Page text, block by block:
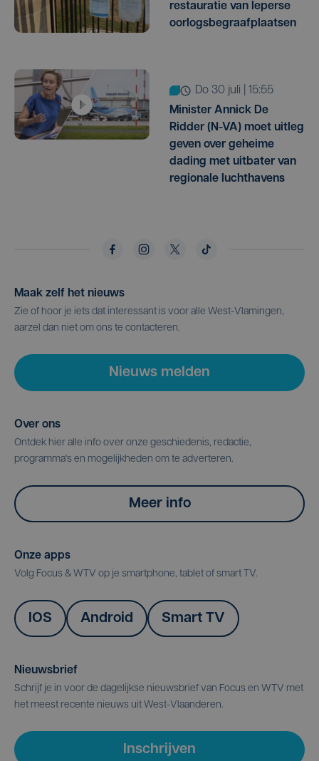
restauratie van Ieperse
oorlogsbegraafplaatsen
do 30 juli | 15:55
Minister Annick De
Ridder (N-VA) moet uitleg
geven over geheime
dading met uitbater van
regionale luchthavens
Maak zelf het nieuws
Zie of hoor je iets dat interessant is voor alle West-Vlamingen,
aarzel dan niet om ons te contacteren.
Nieuws melden
Over ons
Ontdek hier alle info over onze geschiedenis, redactie,
programma's en mogelijkheden om te adverteren.
Meer info
Onze apps
Volg Focus & WTV op je smartphone, tablet of smart TV.
IOS Android Smart TV
Nieuwsbrief
Schrijf je in voor de dagelijkse nieuwsbrief van Focus en WTV met
het meest recente nieuws uit West-Vlaanderen.
Inschrijven